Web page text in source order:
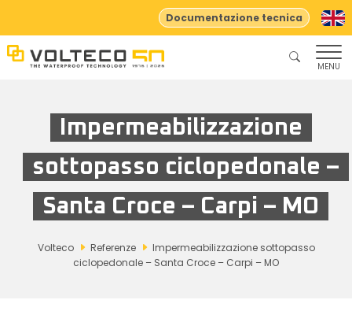
Documentazione tecnica
MENU
Impermeabilizzazione
sottopasso ciclopedonale –
Santa Croce – Carpi – MO
Volteco Referenze
Impermeabilizzazione sottopasso
ciclopedonale – Santa Croce – Carpi – MO